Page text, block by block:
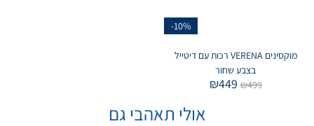
-10%
מוקסינים VERENA רכות עם דיטייל
בצבע שחור
₪499
₪449
אולי תאהבי גם